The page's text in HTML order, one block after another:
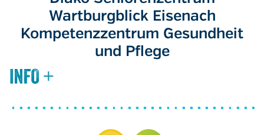
Wartburgblick Eisenach
Kompetenzzentrum Gesundheit
und Pflege